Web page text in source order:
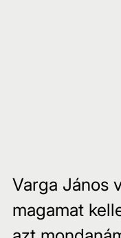
Varga János
magamat